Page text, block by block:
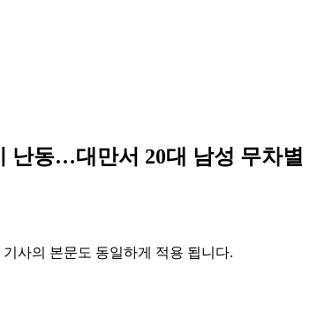
난동…대만서 20대 남성 무차별
사의 본문도 동일하게 적용 됩니다.